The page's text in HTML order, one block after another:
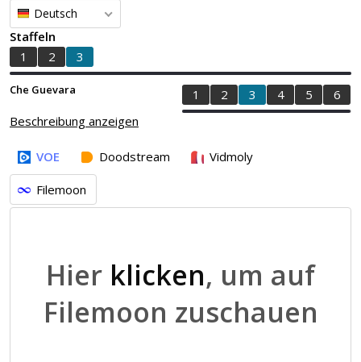
Deutsch
Staffeln
1
2 3
Che Guevara 1 2 3 4 5
6
Beschreibung anzeigen
VOE Doodstream Vidmoly
Filemoon
Hier klicken, um auf
Filemoon zuschauen